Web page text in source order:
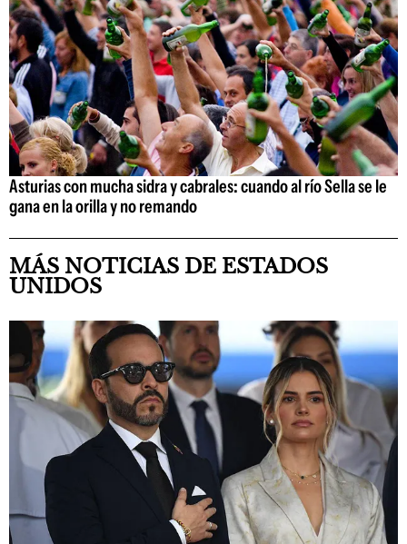
Asturias con mucha sidra y cabrales: cuando al río Sella se le
gana en la orilla y no remando
MÁS NOTICIAS DE ESTADOS
UNIDOS